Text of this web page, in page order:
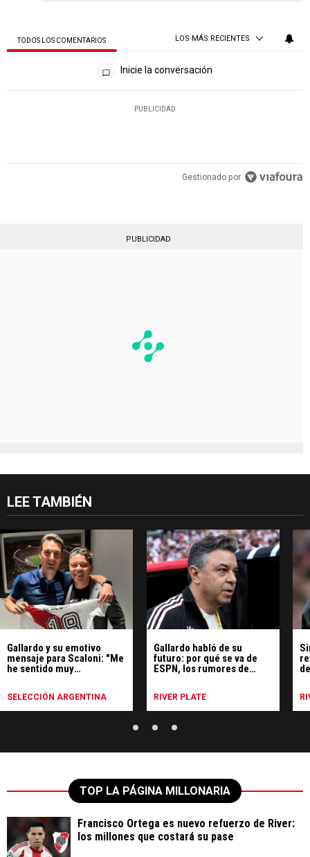
TODOS LOS COMENTARIOS LOS MÁS RECIENTES
Todos los comentarios
Inicie la conversación
PUBLICIDAD
Gestionado por
PUBLICIDAD
LEE TAMBIÉN
Gallardo y su emotivo
mensaje para Scaloni: "Me
he sentido muy
SELECCIÓN ARGENTINA
Gallardo habló de su
futuro: por qué se va de
ESPN, los rumores de
RIVER PLATE
TOP LA PÁGINA MILLONARIA
Francisco Ortega es nuevo refuerzo de River:
los millones que costará su pase